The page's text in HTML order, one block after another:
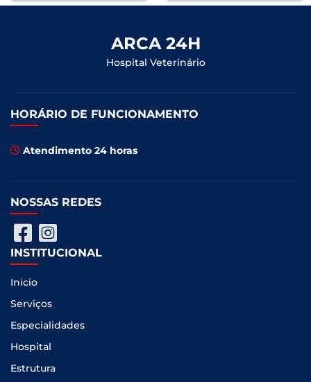
ARCA 24H
Hospital Veterinário
HORÁRIO DE FUNCIONAMENTO
Atendimento 24 horas
NOSSAS REDES
INSTITUCIONAL
Inicio
Serviços
Especialidades
Hospital
Estrutura